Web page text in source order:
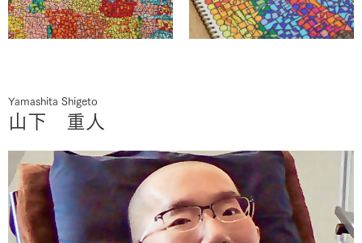
Yamashita Shigeto
山下 重人